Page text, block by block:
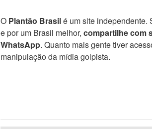
O Plantão Brasilé um site independente.
e por um Brasil melhor, compartilhe com
WhatsApp. Quanto mais gente tiver
manipulação da mídia golpista.